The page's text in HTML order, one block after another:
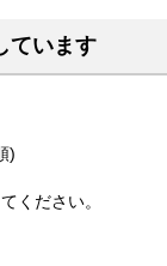
ています
)
ください。